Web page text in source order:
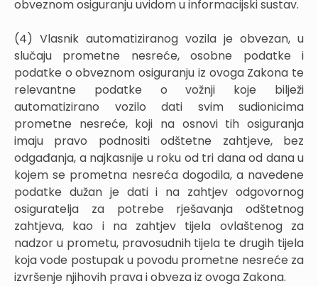
obveznom osiguranju uvidom u informacijski sustav.
(4) Vlasnik automatiziranog vozila je obvezan, u
slučaju prometne nesreće, osobne podatke i
podatke o obveznom osiguranju iz ovoga Zakona te
relevantne podatke o vožnji koje bilježi
automatizirano vozilo dati svim sudionicima
prometne nesreće, koji na osnovi tih osiguranja
imaju pravo podnositi odštetne zahtjeve, bez
odgađanja, a najkasnije u roku od tri dana od dana u
kojem se prometna nesreća dogodila, a navedene
podatke dužan je dati i na zahtjev odgovornog
osiguratelja za potrebe rješavanja odštetnog
zahtjeva, kao i na zahtjev tijela ovlaštenog za
nadzor u prometu, pravosudnih tijela te drugih tijela
koja vode postupak u povodu prometne nesreće za
izvršenje njihovih prava i obveza iz ovoga Zakona.